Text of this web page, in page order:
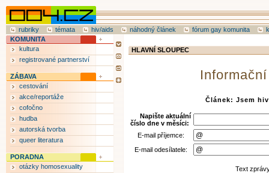
rubriky témata hiv/aids náhodný článek fórum gay komunita
HLAVNÍ SLOUPEC
Článek: Jsem
Napište aktuální
číslo dne v měsíci:
E-mail příjemce:
E-mail odesílatele:
Text
KOMUNITA
kultura
registrované partnerství
ZÁBAVA
cestování
akce/reportáže
cofočno
hudba
autorská tvorba
queer literatura
PORADNA
otázky homosexuality